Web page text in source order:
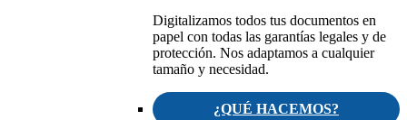
Digitalizamos todos tus documentos en
papel con todas las garantías legales y de
protección. Nos adaptamos a cualquier
tamaño y necesidad.
¿QUÉ HACEMOS?